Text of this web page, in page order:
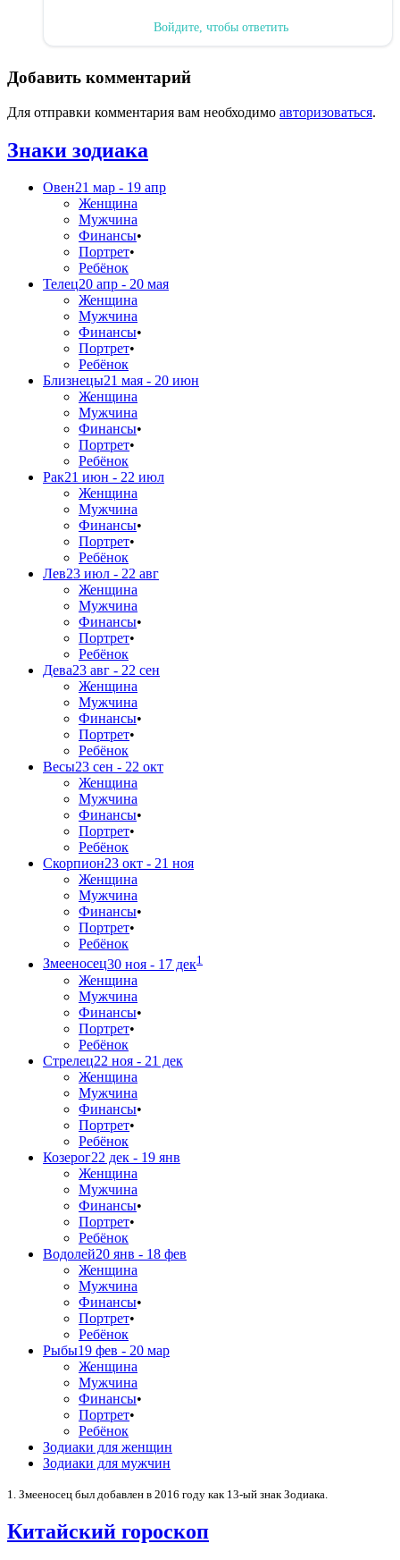
Войдите, чтобы ответить
Добавить комментарий
Для отправки комментария вам необходимо авторизоваться.
Знаки зодиака
Овен21 мар - 19 апр
Женщина
Мужчина
Финансы•
Портрет•
Ребёнок
Телец20 апр - 20 мая
Женщина
Мужчина
Финансы•
Портрет•
Ребёнок
Близнецы21 мая - 20 июн
Женщина
Мужчина
Финансы•
Портрет•
Ребёнок
Рак21 июн - 22 июл
Женщина
Мужчина
Финансы•
Портрет•
Ребёнок
Лев23 июл - 22 авг
Женщина
Мужчина
Финансы•
Портрет•
Ребёнок
Дева23 авг - 22 сен
Женщина
Мужчина
Финансы•
Портрет•
Ребёнок
Весы23 сен - 22 окт
Женщина
Мужчина
Финансы•
Портрет•
Ребёнок
Скорпион23 окт - 21 ноя
Женщина
Мужчина
Финансы•
Портрет•
Ребёнок
Змееносец30 ноя - 17 дек1
Женщина
Мужчина
Финансы•
Портрет•
Ребёнок
Стрелец22 ноя - 21 дек
Женщина
Мужчина
Финансы•
Портрет•
Ребёнок
Козерог22 дек - 19 янв
Женщина
Мужчина
Финансы•
Портрет•
Ребёнок
Водолей20 янв - 18 фев
Женщина
Мужчина
Финансы•
Портрет•
Ребёнок
Рыбы19 фев - 20 мар
Женщина
Мужчина
Финансы•
Портрет•
Ребёнок
Зодиаки для женщин
Зодиаки для мужчин
1. Змееносец был добавлен в 2016 году как 13-ый знак Зодиака.
Китайский гороскоп